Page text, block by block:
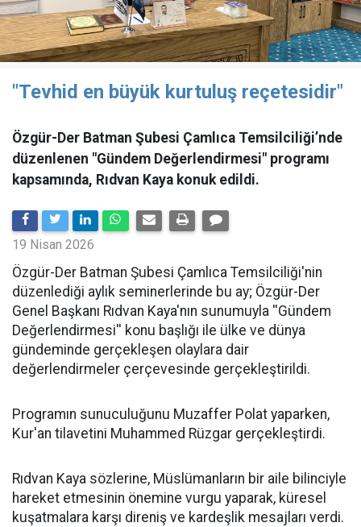
"Tevhid en büyük kurtuluş reçetesidir"
Özgür-Der Batman Şubesi Çamlıca Temsilciliği’nde
düzenlenen "Gündem Değerlendirmesi" programı
kapsamında, Rıdvan Kaya konuk edildi.
19 Nisan 2026
​Özgür-Der Batman Şubesi Çamlıca Temsilciliği'nin
düzenlediği aylık seminerlerinde bu ay; Özgür-Der
Genel Başkanı Rıdvan Kaya'nın sunumuyla ''Gündem
Değerlendirmesi'' konu başlığı ile ülke ve dünya
gündeminde gerçekleşen olaylara dair
değerlendirmeler çerçevesinde gerçekleştirildi.
Programın sunuculuğunu Muzaffer Polat yaparken,
Kur'an tilavetini Muhammed Rüzgar gerçekleştirdi.
Rıdvan Kaya sözlerine, Müslümanların bir aile bilinciyle
hareket etmesinin önemine vurgu yaparak, küresel
kuşatmalara karşı direniş ve kardeşlik mesajları verdi.